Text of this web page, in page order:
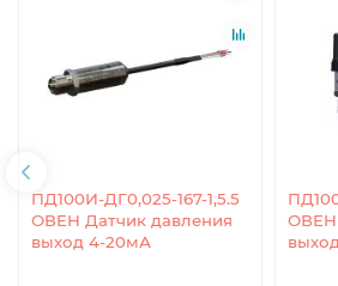
ПД100И-ДГ0,025-167-1,5.5
ОВЕН Датчик давления
выход 4-20мА
ОВЕН